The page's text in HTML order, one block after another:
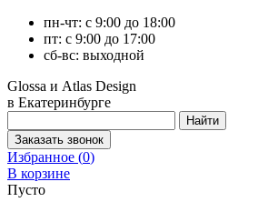
пн-чт: с 9:00 до 18:00
пт: с 9:00 до 17:00
сб-вс: выходной
Glossa и Atlas Design
в Екатеринбурге
Избранное (0)
В корзине
Пусто